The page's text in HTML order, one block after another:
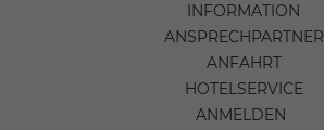
INFORMATION
ANSPRECHPARTNER
ANFAHRT
HOTELSERVICE
ANMELDEN